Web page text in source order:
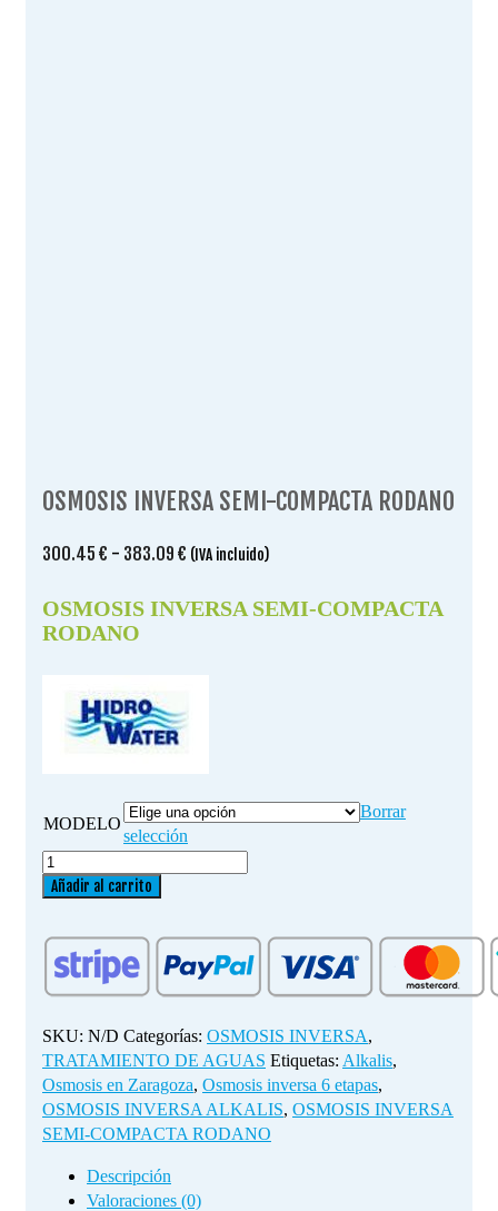
OSMOSIS INVERSA SEMI-COMPACTA RODANO
300.45 € - 383.09 € Rango
precios:
(IVA incluido)
OSMOSIS INVERSA SEMI-COMPACTA
RODANO
MODELO
Borrar
selección
OSMOSIS
INVERSA
COMPACTA
RODANO
cantidad
Añadir al carrito
SKU: N/D Categorías: OSMOSIS INVERSA,
TRATAMIENTO DE AGUAS Etiquetas: Alkalis,
Osmosis en Zaragoza, Osmosis inversa 6 etapas,
OSMOSIS INVERSA ALKALIS, OSMOSIS INVERSA
SEMI-COMPACTA RODANO
Descripción
Valoraciones (0)